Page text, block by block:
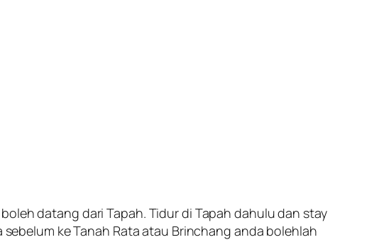
datang dari Tapah. Tidur di Tapah dahulu dan stay
ke Tanah Rata atau Brinchang anda bolehlah